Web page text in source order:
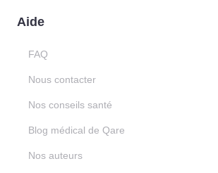
Aide
FAQ
Nous contacter
Nos conseils santé
Blog médical de Qare
Nos auteurs